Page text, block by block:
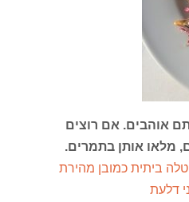
אוהבים. אם רוצים
ביתית כמובן מהירת
דלעת